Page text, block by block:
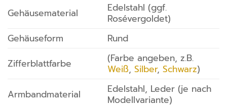
Gehäusematerial
Edelstahl (ggf.
Rosévergoldet)
Gehäuseform
Rund
Zifferblattfarbe
(Farbe angeben, z.B.
Weiß, Silber, Schwarz)
Armbandmaterial
Edelstahl, Leder (je nach
Modellvariante)